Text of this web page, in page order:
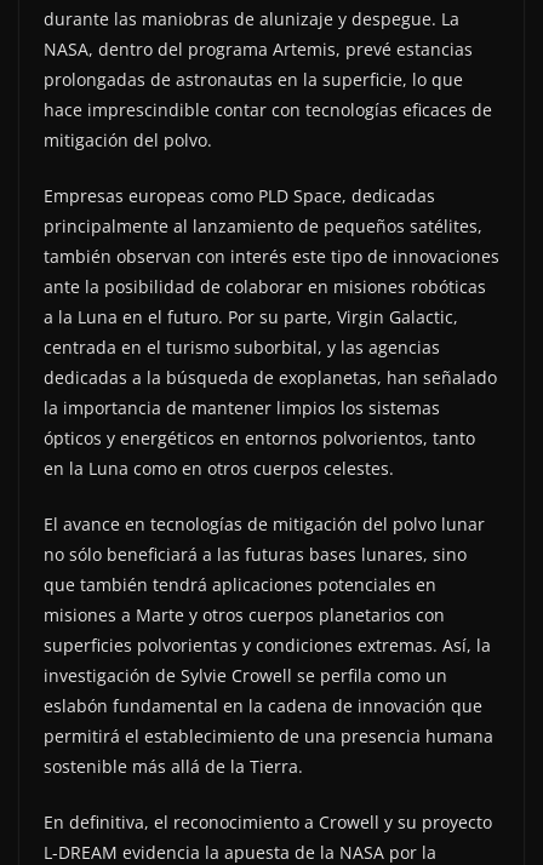
durante las maniobras de alunizaje y despegue. La
NASA, dentro del programa Artemis, prevé estancias
prolongadas de astronautas en la superficie, lo que
hace imprescindible contar con tecnologías eficaces de
mitigación del polvo.
Empresas europeas como PLD Space, dedicadas
principalmente al lanzamiento de pequeños satélites,
también observan con interés este tipo de innovaciones
ante la posibilidad de colaborar en misiones robóticas
a la Luna en el futuro. Por su parte, Virgin Galactic,
centrada en el turismo suborbital, y las agencias
dedicadas a la búsqueda de exoplanetas, han señalado
la importancia de mantener limpios los sistemas
ópticos y energéticos en entornos polvorientos, tanto
en la Luna como en otros cuerpos celestes.
El avance en tecnologías de mitigación del polvo lunar
no sólo beneficiará a las futuras bases lunares, sino
que también tendrá aplicaciones potenciales en
misiones a Marte y otros cuerpos planetarios con
superficies polvorientas y condiciones extremas. Así, la
investigación de Sylvie Crowell se perfila como un
eslabón fundamental en la cadena de innovación que
permitirá el establecimiento de una presencia humana
sostenible más allá de la Tierra.
En definitiva, el reconocimiento a Crowell y su proyecto
L-DREAM evidencia la apuesta de la NASA por la